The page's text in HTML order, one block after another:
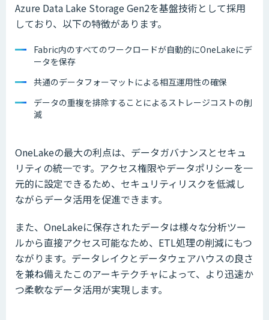
Azure Data Lake Storage Gen2を基盤技術として採用
しており、以下の特徴があります。
Fabric内のすべてのワークロードが自動的にOneLakeにデ
ータを保存
共通のデータフォーマットによる相互運用性の確保
データの重複を排除することによるストレージコストの削
減
OneLakeの最大の利点は、データガバナンスとセキュ
リティの統一です。アクセス権限やデータポリシーを一
元的に設定できるため、セキュリティリスクを低減し
ながらデータ活用を促進できます。
また、OneLakeに保存されたデータは様々な分析ツー
ルから直接アクセス可能なため、ETL処理の削減にもつ
ながります。データレイクとデータウェアハウスの良さ
を兼ね備えたこのアーキテクチャによって、より迅速か
つ柔軟なデータ活用が実現します。